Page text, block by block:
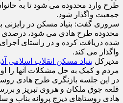
طرح وارد محدوده می شود تا به
جمعیت واگذار شود.
سروری گفت: بنیاد مسکن در رایزنی
محدوده طرح هادی می شود، درصدی
شده دریافت کرده و در راستای
واگذار می کند.
مدیرکل بنیاد مسکن انقلاب اسلامی
مردم و‌ کمک به حل مشکلات آنها را
در این جلسه بازنگری طرح هادی
قلعه جوق ملکان و هروی تبریز و
هادی روستاهای دیزج پروانه بناب و